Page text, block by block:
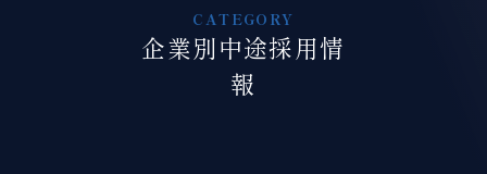
企業別中途採用情
報